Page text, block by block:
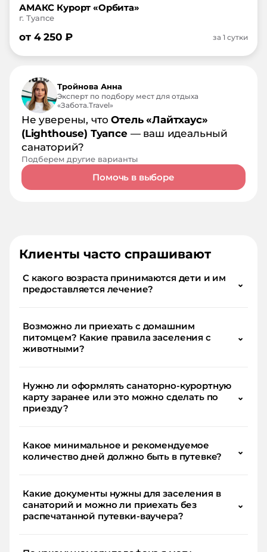
АМАКС Курорт «Орбита»
г. Туапсе
от 4 250 ₽ за 1 сутки
Тройнова Анна
Эксперт по подбору мест для отдыха
«Забота.Travel»
Не уверены, чтоОтель «Лайтхаус»
(Lighthouse) Туапсе— ваш идеальный
санаторий?
Подберем другие варианты
Помочь в выборе
Клиенты часто спрашивают
С какого возраста принимаются дети и им
предоставляется лечение?
⌄
Возможно ли приехать с домашним
питомцем? Какие правила заселения с
животными?
⌄
Нужно ли оформлять санаторно-курортную
карту заранее или это можно сделать по
приезду?
⌄
Какое минимальное и рекомендуемое
количество дней должно быть в путевке?
⌄
Какие документы нужны для заселения в
санаторий и можно ли приехать без
распечатанной путевки-ваучера?
⌄